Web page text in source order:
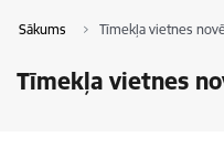
Sākums Tīmekļa vietnes
Tīmekļa vietnes